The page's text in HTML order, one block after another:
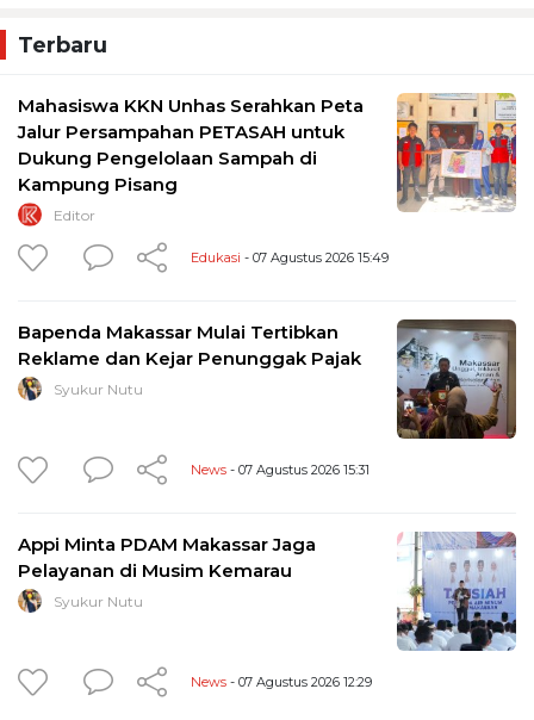
Terbaru
Mahasiswa KKN Unhas Serahkan Peta
Jalur Persampahan PETASAH untuk
Dukung Pengelolaan Sampah di
Kampung Pisang
Editor
Edukasi - 07 Agustus 2026 15:49
Bapenda Makassar Mulai Tertibkan
Reklame dan Kejar Penunggak Pajak
Syukur Nutu
News - 07 Agustus 2026 15:31
Appi Minta PDAM Makassar Jaga
Pelayanan di Musim Kemarau
Syukur Nutu
News - 07 Agustus 2026 12:29